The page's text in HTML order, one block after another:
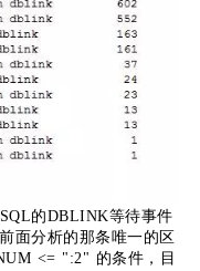
的DBLINK等待事件
面分析的那条唯一的区
<= ":2" 的条件，目